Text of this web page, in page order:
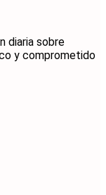
diaria sobre
y comprometido